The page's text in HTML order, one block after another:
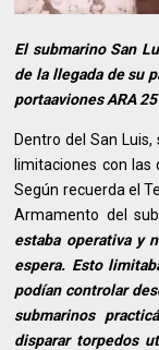
El submarino San
de la llegada de su
portaaviones ARA
Dentro del San
limitaciones con las
Según recuerda el
Armamento del
estaba operativa y
espera. Esto
podían controlar
submarinos
disparar torpedos